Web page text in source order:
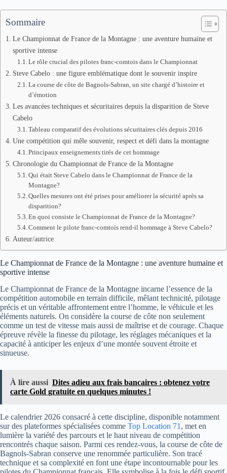
Sommaire
Le Championnat de France de la Montagne : une aventure humaine et
sportive intense
Le rôle crucial des pilotes franc-comtois dans le Championnat
Steve Cabelo : une figure emblématique dont le souvenir inspire
La course de côte de Bagnols-Sabran, un site chargé d’histoire et
d’émotion
Les avancées techniques et sécuritaires depuis la disparition de Steve
Cabelo
Tableau comparatif des évolutions sécuritaires clés depuis 2016
Une compétition qui mêle souvenir, respect et défi dans la montagne
Principaux enseignements tirés de cet hommage
Chronologie du Championnat de France de la Montagne
Qui était Steve Cabelo dans le Championnat de France de la
Montagne?
Quelles mesures ont été prises pour améliorer la sécurité après sa
disparition?
En quoi consiste le Championnat de France de la Montagne?
Comment le pilote franc-comtois rend-il hommage à Steve Cabelo?
Auteur/autrice
Le Championnat de France de la Montagne : une aventure humaine et
sportive intense
Le Championnat de France de la Montagne incarne l’essence de la
compétition automobile en terrain difficile, mêlant technicité, pilotage
précis et un véritable affrontement entre l’homme, le véhicule et les
éléments naturels. On considère la course de côte non seulement
comme un test de vitesse mais aussi de maîtrise et de courage. Chaque
épreuve révèle la finesse du pilotage, les réglages mécaniques et la
capacité à anticiper les enjeux d’une montée souvent étroite et
sinueuse.
À lire aussi Dites adieu aux frais bancaires : obtenez votre
carte Gold gratuite en quelques minutes !
Le calendrier 2026 consacré à cette discipline, disponible notamment
sur des plateformes spécialisées comme Top Location 71 , met en
lumière la variété des parcours et le haut niveau de compétition
rencontrés chaque saison. Parmi ces rendez-vous, la course de côte de
Bagnols-Sabran conserve une renommée particulière. Son tracé
technique et sa complexité en font une étape incontournable pour les